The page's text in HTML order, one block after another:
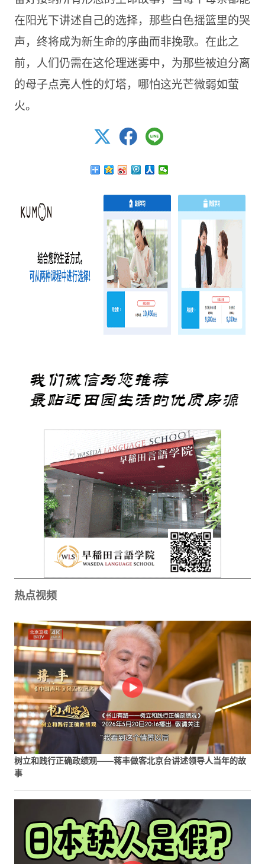
在阳光下讲述自己的选择，那些白色摇篮里的哭
声，终将成为新生命的序曲而非挽歌。在此之
前，人们仍需在这伦理迷雾中，为那些被迫分离
的母子点亮人性的灯塔，哪怕这光芒微弱如萤
火。
热点视频
树立和践行正确政绩观——蒋丰做客北京台讲述领导人当年的故
事